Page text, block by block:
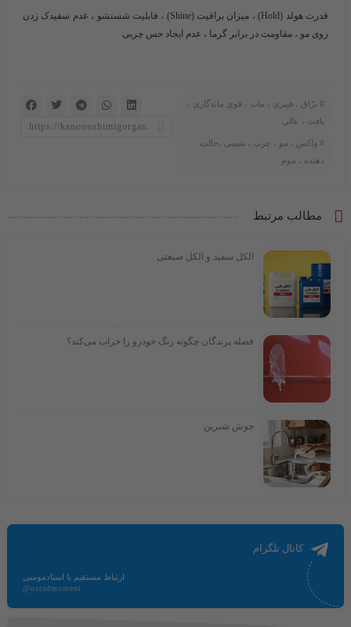
قدرت هولد (Hold) ، میزان براقیت (Shine) ، قابلیت شستشو ، عدم سفیدک زدن
روی مو ، مقاومت در برابر گرما ، عدم ایجاد حس چربی
برّاق ، فیبری ، مات ، قوی ماندگاری ،
بافت ، عالی
واکس ، مو ، چرب ، شیمی ،حالت
دهنده ، موم
مطالب مرتبط
الکل سفید و الکل صنعتی
فضله پرندگان چگونه رنگ خودرو را خراب می‌کند؟
جوش شیرین
کانال تلگرام
ارتباط مستقیم با استادمومنی
@ostadmomeni